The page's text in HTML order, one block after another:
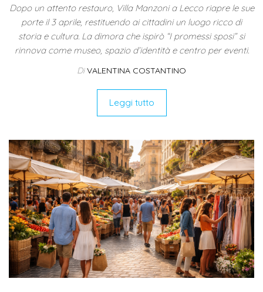
Dopo un attento restauro, Villa Manzoni a Lecco riapre le sue
porte il 3 aprile, restituendo ai cittadini un luogo ricco di
storia e cultura. La dimora che ispirò “I promessi sposi” si
rinnova come museo, spazio d’identità e centro per eventi.
Di VALENTINA COSTANTINO
Leggi tutto